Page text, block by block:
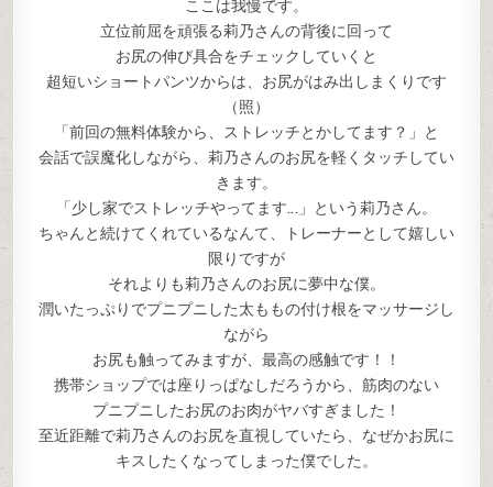
ここは我慢です。
立位前屈を頑張る莉乃さんの背後に回って
お尻の伸び具合をチェックしていくと
超短いショートパンツからは、お尻がはみ出しまくりです
（照）
「前回の無料体験から、ストレッチとかしてます？」と
会話で誤魔化しながら、莉乃さんのお尻を軽くタッチしてい
きます。
「少し家でストレッチやってます…」という莉乃さん。
ちゃんと続けてくれているなんて、トレーナーとして嬉しい
限りですが
それよりも莉乃さんのお尻に夢中な僕。
潤いたっぷりでプニプニした太ももの付け根をマッサージし
ながら
お尻も触ってみますが、最高の感触です！！
携帯ショップでは座りっぱなしだろうから、筋肉のない
プニプニしたお尻のお肉がヤバすぎました！
至近距離で莉乃さんのお尻を直視していたら、なぜかお尻に
キスしたくなってしまった僕でした。